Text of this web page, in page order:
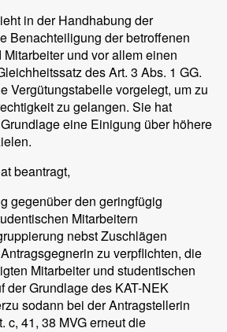
in der Handhabung der
Benachteiligung der betroffenen
und vor allem einen
des Art. 3 Abs. 1 GG.
Vergütungstabelle vorgelegt, um zu
zu gelangen. Sie hat
eine Einigung über höhere
beantragt,
gegenüber den geringfügig
Mitarbeitern
nebst Zuschlägen
zu verpflichten, die
Mitarbeiter und studentischen
der Grundlage des KAT-NEK
sodann bei der Antragstellerin
c, 41, 38 MVG erneut die